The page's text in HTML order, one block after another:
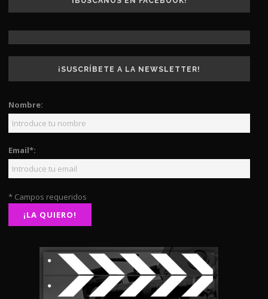
¡SUSCRÍBETE A LA NEWSLETTER!
Nombre:
Email*:
* Campos requeridos